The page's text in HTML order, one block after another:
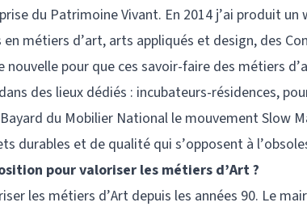
du Patrimoine Vivant. En 2014 j’ai produit
métiers d’art, arts appliqués et design, des
nouvelle pour que ces savoir-faire des métiers
des lieux dédiés : incubateurs-résidences,
du Mobilier National le mouvement Slow
durables et de qualité qui s’opposent à
pour valoriser les métiers d’Art ?
les métiers d’Art depuis les années 90. Le